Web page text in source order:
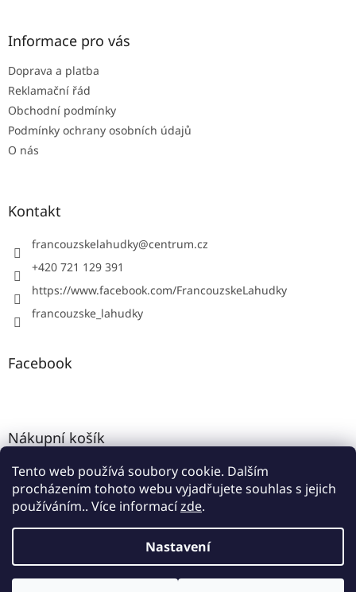
Tento web používá soubory cookie. Dalším
procházením tohoto webu vyjadřujete souhlas s jejich
používáním.. Více informacízde.
Nastavení
Informace pro vás
Doprava a platba
Reklamační řád
Obchodní podmínky
Podmínky ochrany osobních údajů
O nás
Kontakt
francouzskelahudky@centrum.cz
+420 721 129 391
https://www.facebook.com/FrancouzskeLahudky
francouzske_lahudky
Facebook
Nákupní košík
0KS / 0 KČ
Copyright 2026Francouzské lahůdky. Všechna práva